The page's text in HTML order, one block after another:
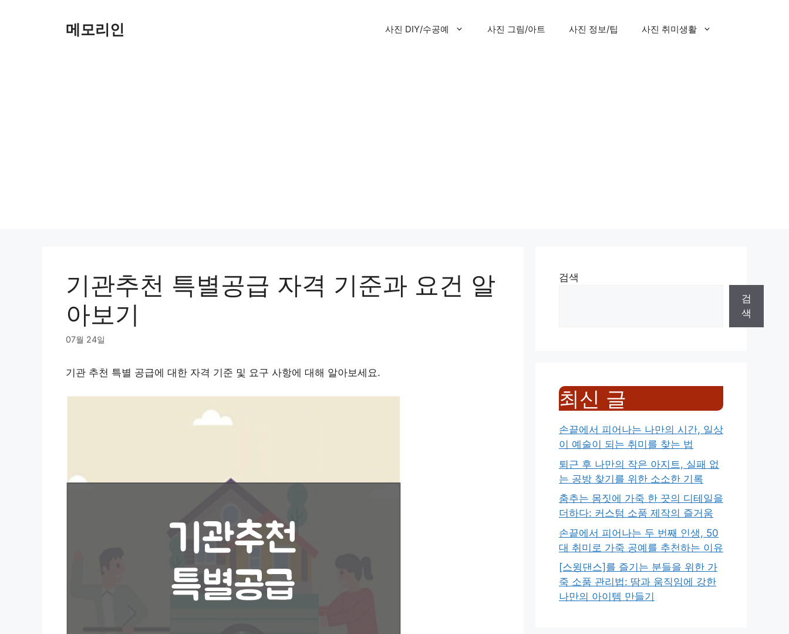
메모리인 사진 DIY/수공예 사진 그림/아트 사진 정보/팁 사진 취미생활
기관추천 특별공급 자격 기준과 요건 알
아보기
07월 24일
기관 추천 특별 공급에 대한 자격 기준 및 요구 사항에 대해 알아보세요.
검색
검
색
최신 글
손끝에서 피어나는 나만의 시간, 일상
이 예술이 되는 취미를 찾는 법
퇴근 후 나만의 작은 아지트, 실패 없
는 공방 찾기를 위한 소소한 기록
춤추는 몸짓에 가죽 한 끗의 디테일을
더하다: 커스텀 소품 제작의 즐거움
손끝에서 피어나는 두 번째 인생, 50
대 취미로 가죽 공예를 추천하는 이유
[스윙댄스]를 즐기는 분들을 위한 가
죽 소품 관리법: 땀과 움직임에 강한
나만의 아이템 만들기